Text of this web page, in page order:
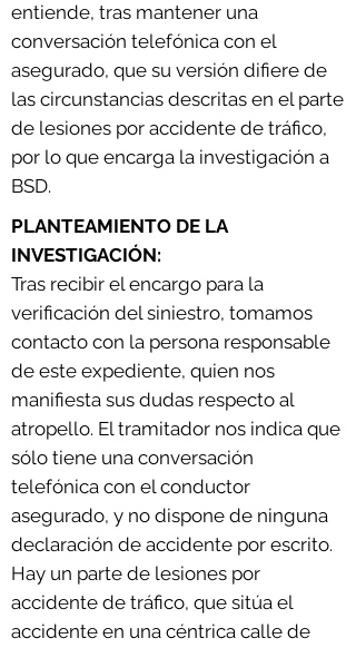
entiende, tras mantener una
conversación telefónica con el
asegurado, que su versión difiere de
las circunstancias descritas en el parte
de lesiones por accidente de tráfico,
por lo que encarga la investigación a
BSD.
PLANTEAMIENTO DE LA
INVESTIGACIÓN:
Tras recibir el encargo para la
verificación del siniestro, tomamos
contacto con la persona responsable
de este expediente, quien nos
manifiesta sus dudas respecto al
atropello. El tramitador nos indica que
sólo tiene una conversación
telefónica con el conductor
asegurado, y no dispone de ninguna
declaración de accidente por escrito.
Hay un parte de lesiones por
accidente de tráfico, que sitúa el
accidente en una céntrica calle de